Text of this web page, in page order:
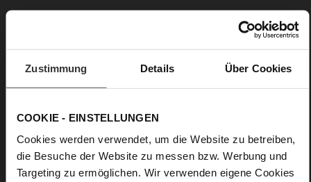
Zustimmung Details Über Cookies
COOKIE - EINSTELLUNGEN
Cookies werden verwendet, um die Website zu betreiben,
die Besuche der Website zu messen bzw. Werbung und
Targeting zu ermöglichen. Wir verwenden eigene Cookies